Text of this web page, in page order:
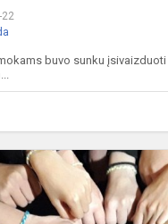
22
buvo sunku